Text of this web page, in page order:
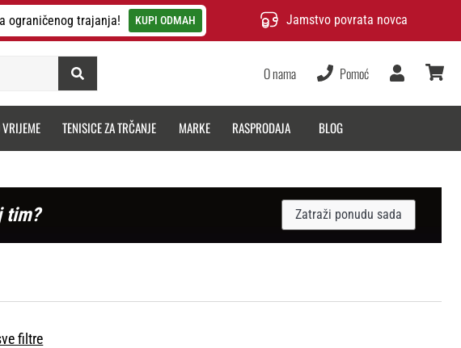
ograničenog trajanja! KUPI ODMAH Jamstvo povrata novca
O nama Pomoć
Korisnik
TENISICE ZA TRČANJE MARKE RASPRODAJA BLOG
tim? Zatraži ponudu sada
filtre